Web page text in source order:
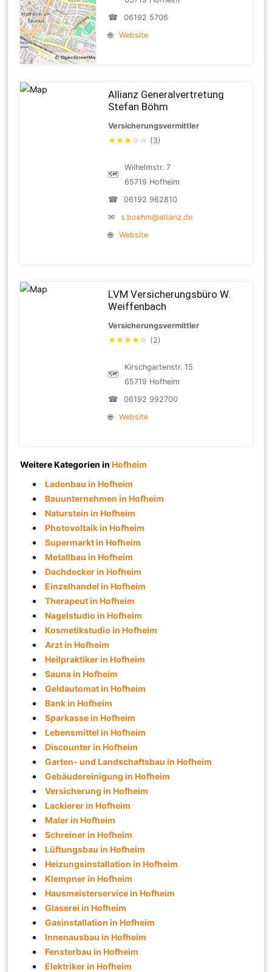
☎
06192 5706
🌐
Website
Allianz Generalvertretung
Stefan Böhm
Versicherungsvermittler
★★★ ☆ ☆ (3)
🗺
Wilhelmstr. 7
65719 Hofheim
☎
06192 962810
✉
s.boehm@allianz.de
🌐
Website
LVM Versicherungsbüro W.
Weiffenbach
Versicherungsvermittler
★★★★ ☆ (2)
🗺
Kirschgartenstr. 15
65719 Hofheim
☎
06192 992700
🌐
Website
Weitere Kategorien inHofheim
Ladenbau in Hofheim
Bauunternehmen in Hofheim
Naturstein in Hofheim
Photovoltaik in Hofheim
Supermarkt in Hofheim
Metallbau in Hofheim
Dachdecker in Hofheim
Einzelhandel in Hofheim
Therapeut in Hofheim
Nagelstudio in Hofheim
Kosmetikstudio in Hofheim
Arzt in Hofheim
Heilpraktiker in Hofheim
Sauna in Hofheim
Geldautomat in Hofheim
Bank in Hofheim
Sparkasse in Hofheim
Lebensmittel in Hofheim
Discounter in Hofheim
Garten- und Landschaftsbau in Hofheim
Gebäudereinigung in Hofheim
Versicherung in Hofheim
Lackierer in Hofheim
Maler in Hofheim
Schreiner in Hofheim
Lüftungsbau in Hofheim
Heizungsinstallation in Hofheim
Klempner in Hofheim
Hausmeisterservice in Hofheim
Glaserei in Hofheim
Gasinstallation in Hofheim
Innenausbau in Hofheim
Fensterbau in Hofheim
Elektriker in Hofheim